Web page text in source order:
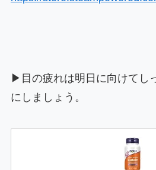
▶目の疲れは明日に向けてし
にしましょう。